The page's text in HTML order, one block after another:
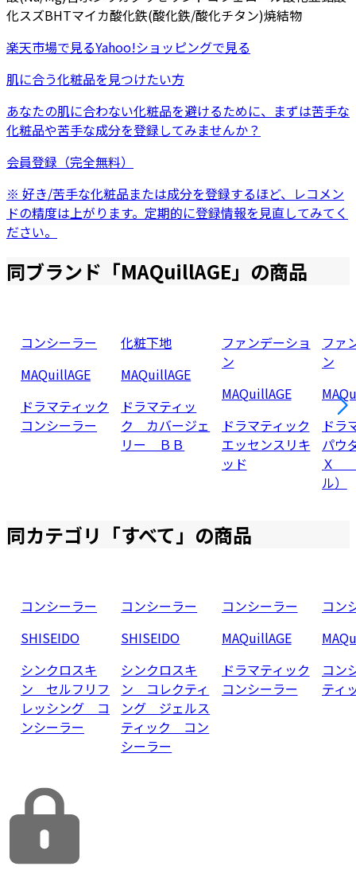
化スズBHTマイカ酸化鉄(酸化鉄/酸化チタン)焼結物
楽天市場で見るYahoo!ショッピングで見る
肌に合う化粧品を見つけたい方
あなたの肌に合わない化粧品を避けるために、まずは苦手な
化粧品や苦手な成分を登録してみませんか？
会員登録（完全無料）
※ 好き/苦手な化粧品または成分を登録するほど、レコメン
ドの精度は上がります。定期的に登録情報を見直してみてく
ださい。
同ブランド「MAQuillAGE」の商品
コンシーラー
MAQuillAGE
ドラマティック
コンシーラー
化粧下地
MAQuillAGE
ドラマティッ
ク カバージェ
リー ＢＢ
ファンデーショ
ン
MAQuillAGE
ドラマティック
エッセンスリキ
ッド
ファ
ン
ドラ
パウ
Ｘ
ル）
同カテゴリ「すべて」の商品
コンシーラー
SHISEIDO
シンクロスキ
ン セルフリフ
レッシング コ
ンシーラー
コンシーラー
SHISEIDO
シンクロスキ
ン コレクティ
ング ジェルス
ティック コン
シーラー
コンシーラー
MAQuillAGE
ドラマティック
コンシーラー
コン
コン
ティ